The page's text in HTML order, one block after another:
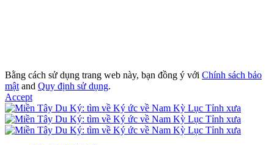
Bằng cách sử dụng trang web này, bạn đồng ý với Chính sách bảo
mật and Quy định sử dụng.
Accept